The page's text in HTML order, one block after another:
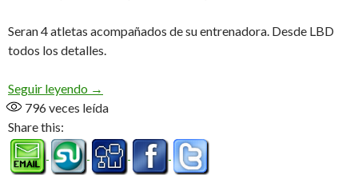
Seran 4 atletas acompañados de su entrenadora. Desde LBD
todos los detalles.
Seguir leyendo El atletismo no se detiene
→
796veces leída
Share this: